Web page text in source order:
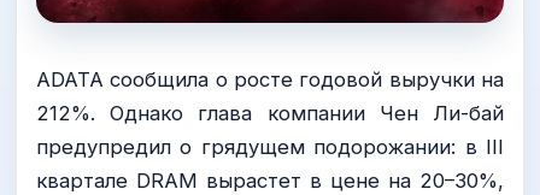
ADATA сообщила о росте годовой выручки на
212%. Однако глава компании Чен Ли-бай
предупредил о грядущем подорожании: в III
квартале DRAM вырастет в цене на 20–30%,